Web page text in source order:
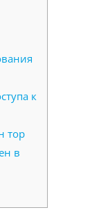
к
тор
в